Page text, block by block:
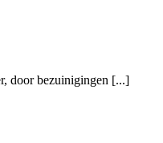
door bezuinigingen [...]